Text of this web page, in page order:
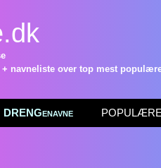
+ navneliste over top mest
DRENGenavne POPULÆRE